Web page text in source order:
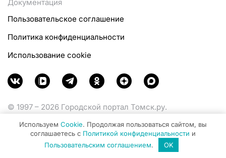
Документация
Пользовательское соглашение
Политика конфиденциальности
Использование cookie
© 1997 – 2026 Городской портал Томск.ру.
Министерства цифрового развития, связи и массовых
коммуникаций Российской Федерации.
Используем Cookie. Продолжая пользоваться сайтом, вы
соглашаетесь с Политикой конфиденциальности и
Пользовательским соглашением. OK